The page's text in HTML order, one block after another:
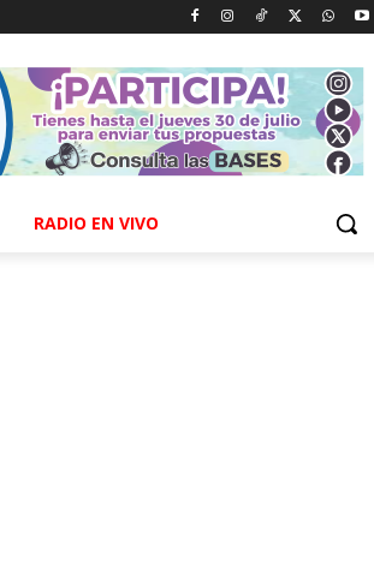
RADIO EN VIVO